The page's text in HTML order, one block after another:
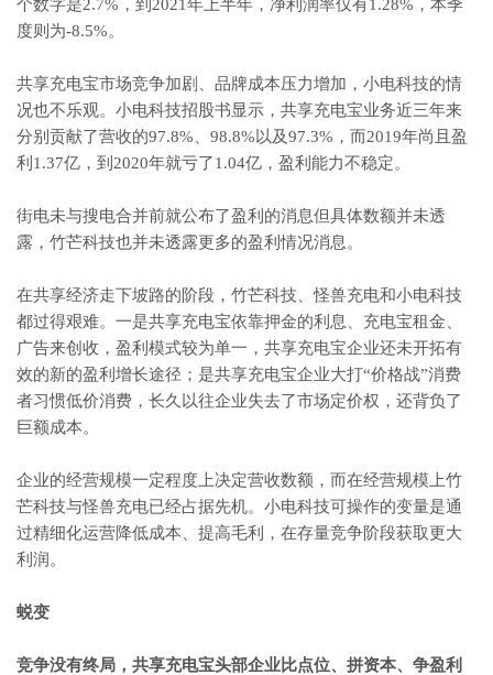
个数字是2.7%，到2021年上半年，净利润率仅有1.28%，本季
度则为-8.5%。
共享充电宝市场竞争加剧、品牌成本压力增加，小电科技的情
况也不乐观。小电科技招股书显示，共享充电宝业务近三年来
分别贡献了营收的97.8%、98.8%以及97.3%，而2019年尚且盈
利1.37亿，到2020年就亏了1.04亿，盈利能力不稳定。
街电未与搜电合并前就公布了盈利的消息但具体数额并未透
露，竹芒科技也并未透露更多的盈利情况消息。
在共享经济走下坡路的阶段，竹芒科技、怪兽充电和小电科技
都过得艰难。一是共享充电宝依靠押金的利息、充电宝租金、
广告来创收，盈利模式较为单一，共享充电宝企业还未开拓有
效的新的盈利增长途径；是共享充电宝企业大打“价格战”消费
者习惯低价消费，长久以往企业失去了市场定价权，还背负了
巨额成本。
企业的经营规模一定程度上决定营收数额，而在经营规模上竹
芒科技与怪兽充电已经占据先机。小电科技可操作的变量是通
过精细化运营降低成本、提高毛利，在存量竞争阶段获取更大
利润。
蜕变
竞争没有终局，共享充电宝头部企业比点位、拼资本、争盈利